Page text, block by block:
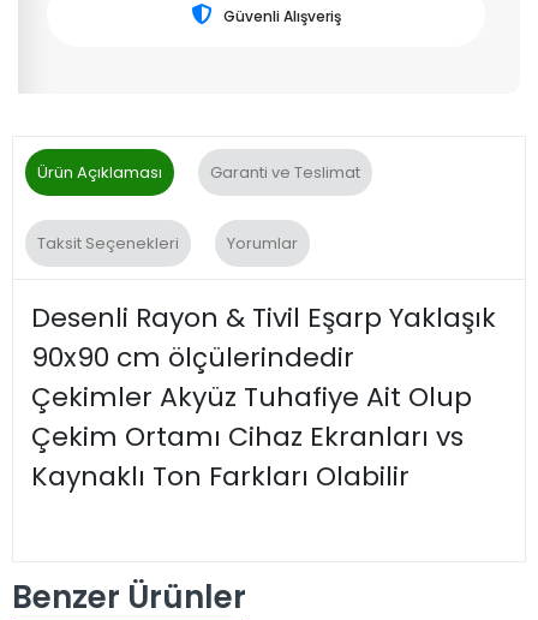
Güvenli Alışveriş
Ürün Açıklaması Garanti ve Teslimat
Taksit Seçenekleri Yorumlar
Desenli Rayon & Tivil Eşarp Yaklaşık
90x90 cm ölçülerindedir
Çekimler Akyüz Tuhafiye Ait Olup
Çekim Ortamı Cihaz Ekranları vs
Kaynaklı Ton Farkları Olabilir
Benzer Ürünler